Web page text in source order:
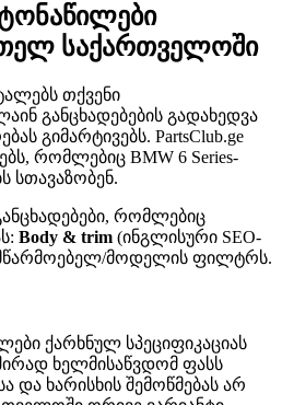
საქართველოში
თქვენი
განცხადებების გადახედვა
გიმარტივებს. PartsClub.ge
რომლებიც BMW 6 Series-
სთავაზობენ.
რომლებიც
Body & trim (ინგლისური SEO-
მოდელის ფილტრს.
ქარხნულ სპეციფიკაციას
ხელმისაწვდომ ფასს
და ხარისხის შემოწმებას არ